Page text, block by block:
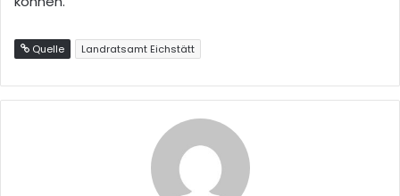
Quelle Landratsamt Eichstätt